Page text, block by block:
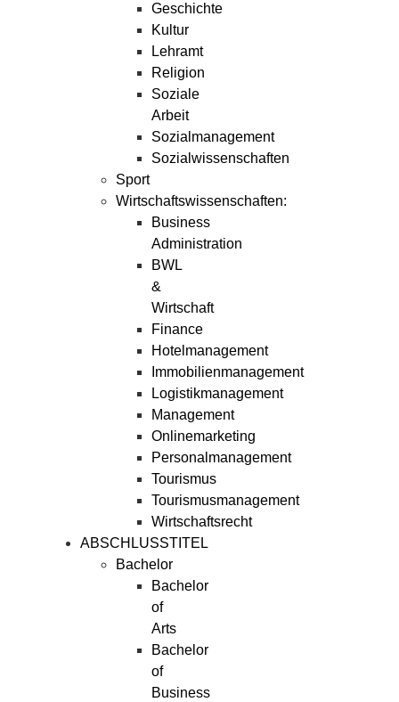
Geschichte
Kultur
Lehramt
Religion
Soziale
Arbeit
Sozialmanagement
Sozialwissenschaften
Sport
Wirtschaftswissenschaften:
Business
Administration
BWL
&
Wirtschaft
Finance
Hotelmanagement
Immobilienmanagement
Logistikmanagement
Management
Onlinemarketing
Personalmanagement
Tourismus
Tourismusmanagement
Wirtschaftsrecht
ABSCHLUSSTITEL
Bachelor
Bachelor
of
Arts
Bachelor
of
Business